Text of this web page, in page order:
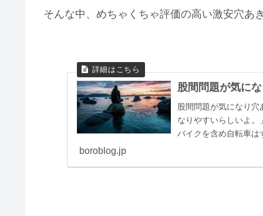
そんな中、めちゃくちゃ評価の高い激安穴あ
股間問題が気に
股間問題が気になり
なりやすいらしいよ
バイクを含め自転車は
boroblog.jp